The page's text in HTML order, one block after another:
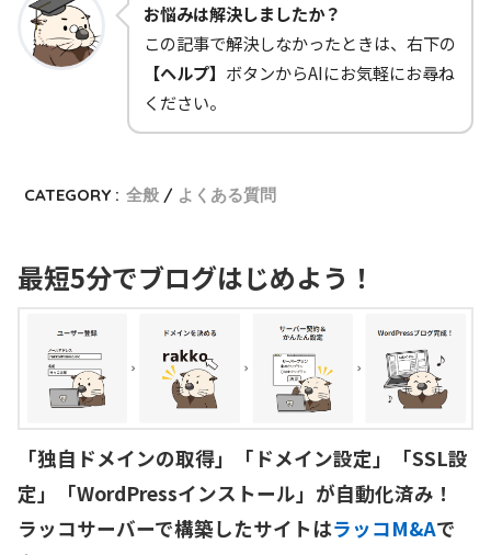
お悩みは解決しましたか？
この記事で解決しなかったときは、右下の
【ヘルプ】 ボタンからAIにお気軽にお尋ね
ください。
CATEGORY : 全般 よくある質問
最短5分でブログはじめよう！
「独自ドメインの取得」「ドメイン設定」「SSL設
定」「WordPressインストール」が自動化済み！
ラッコサーバーで構築したサイトはラッコM&Aで